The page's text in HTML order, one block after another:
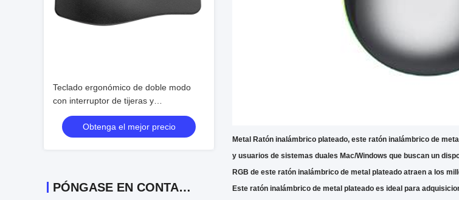
Teclado ergonómico de doble modo
con interruptor de tijeras y
reposapenes, mecanografía silenciosa
Obtenga el mejor precio
PÓNGASE EN CONTACTO
Metal Ratón inalámbrico plateado, este ratón inalámbrico de
y usuarios de sistemas duales Mac/Windows que buscan un
RGB de este ratón inalámbrico de metal plateado atraen a los
Este ratón inalámbrico de metal plateado es ideal para